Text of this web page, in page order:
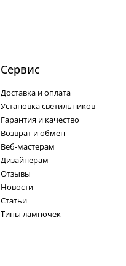
Cервис
Доставка и оплата
Установка светильников
Гарантия и качество
Возврат и обмен
Веб-мастерам
Дизайнерам
Отзывы
Новости
Статьи
Типы лампочек